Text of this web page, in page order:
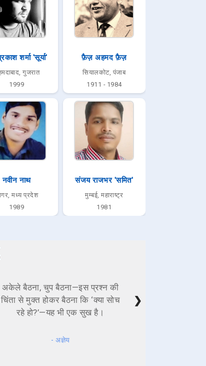
शर्मा 'सूर्या'
गुजरात
1999
फ़ैज़ अहमद फ़ैज़
सियालकोट, पंजाब
1911 - 1984
नवीन नाथ
मध्य प्रदेश
1989
संजय राजभर 'समित'
मुम्बई, महाराष्ट्र
1981
अकेले बैठना, चुप बैठना—इस प्रश्न की
चिंता से मुक्त होकर बैठना कि ‘क्या सोच
रहे हो?’—यह भी एक सुख है।
- अज्ञेय
❯